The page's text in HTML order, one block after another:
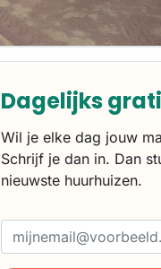
Dagelijks
Wil je elke dag jouw
Schrijf je dan in. Dan
nieuwste huurhuizen.